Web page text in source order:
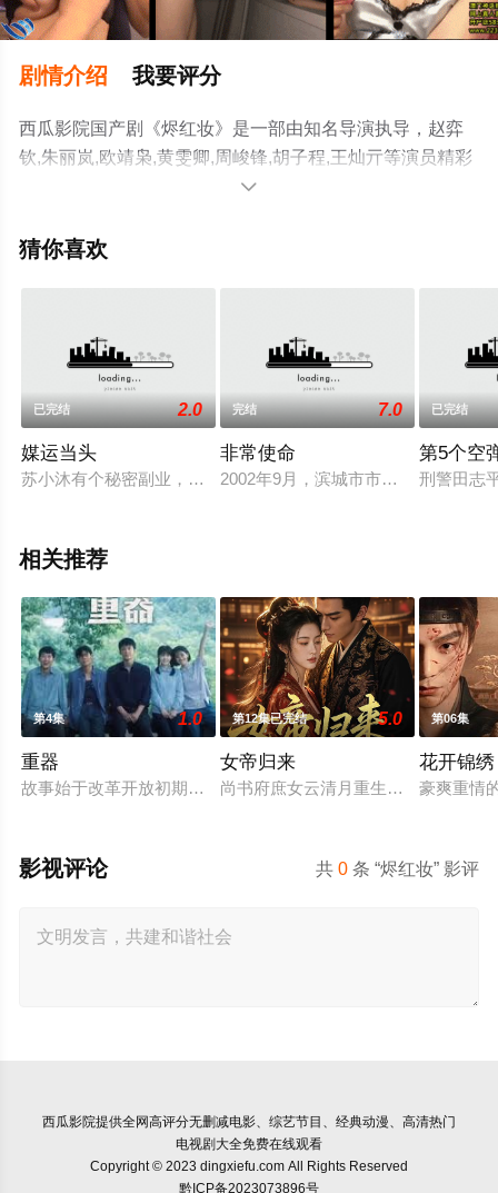
剧情介绍 我要评分
西瓜影院国产剧《烬红妆》是一部由知名导演执导，赵弈
钦,朱丽岚,欧靖枭,黄雯卿,周峻锋,胡子程,王灿亓等演员精彩
演绎的中国大陆电视剧，大结局剧情已揭晓（全24集），
视，热播电视剧提前免费观看，更多剧情信息可移步至豆

猜你喜欢
已完结 2.0
媒运当头
苏小沐有个秘密副业，她开了一家“男人超市”，专业做媒。但
完结 7.0
非常使命
2002年9月，滨城市市委大院被盗，
已完结
第5个空
刑警田志
相关推荐
第4集 1.0
重器
故事始于改革开放初期，一直延续到 1997 年《刑诉法》《刑法
第12集已完结 5.0
女帝归来
尚书府庶女云清月重生归来，手撕媂
第06集
花开锦绣
豪爽重情
共0 条 “烬红妆” 影评
影视评论
西瓜影院提供全网高评分无删减电影、综艺节目、经典动漫、高清热门
电视剧大全免费在线观看
Copyright © 2023 dingxiefu.com All Rights Reserved
黔ICP备2023073896号